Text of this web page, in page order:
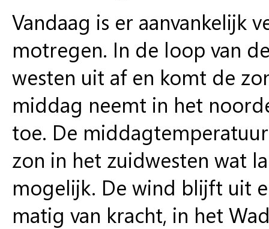
Vandaag is er aanvankelijk
motregen. In de loop van
westen uit af en komt de
middag neemt in het
toe. De
zon in het zuidwesten wat
mogelijk. De wind blijft uit
matig van kracht, in het